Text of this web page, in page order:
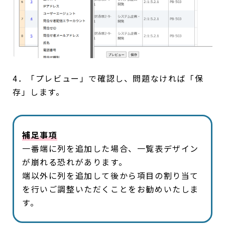
4．「プレビュー」で確認し、問題なければ「保
存」します。
補足事項
一番端に列を追加した場合、一覧表デザイン
が崩れる恐れがあります。
端以外に列を追加して後から項目の割り当て
を行いご調整いただくことをお勧めいたしま
す。